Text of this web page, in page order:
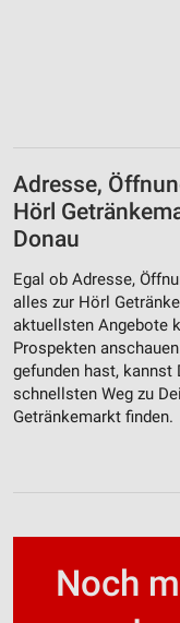
Adresse,
Hörl
Donau
Egal ob Adresse,
alles zur Hörl
aktuellsten Angebote
Prospekten
gefunden hast, kannst
schnellsten Weg zu
Getränkemarkt finden.
Noch